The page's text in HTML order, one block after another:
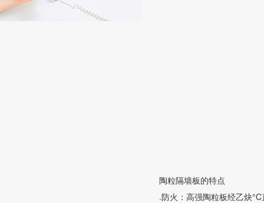
陶粒隔墙板的特点
.防火：高强陶粒板经乙炔